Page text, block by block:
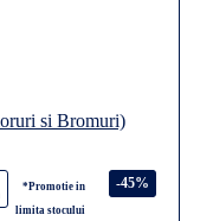
si Bromuri)
*Promotie in
limita stocului
-45%